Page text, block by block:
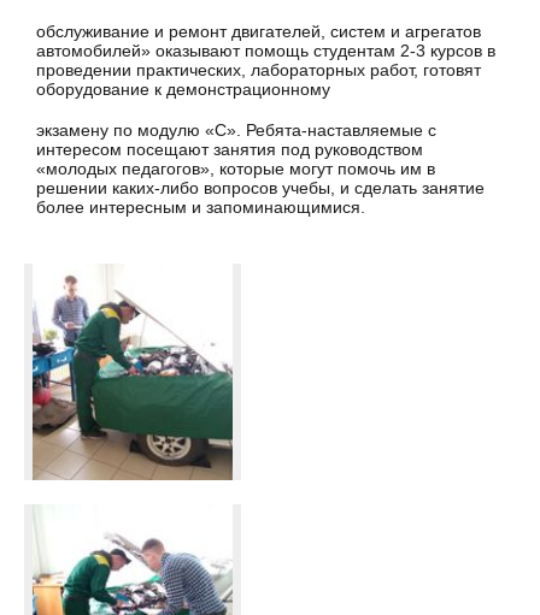
обслуживание и ремонт двигателей, систем и агрегатов
автомобилей» оказывают помощь студентам 2-3 курсов в
проведении практических, лабораторных работ, готовят
оборудование к демонстрационному
экзамену по модулю «C». Ребята-наставляемые с
интересом посещают занятия под руководством
«молодых педагогов», которые могут помочь им в
решении каких-либо вопросов учебы, и сделать занятие
более интересным и запоминающимися.